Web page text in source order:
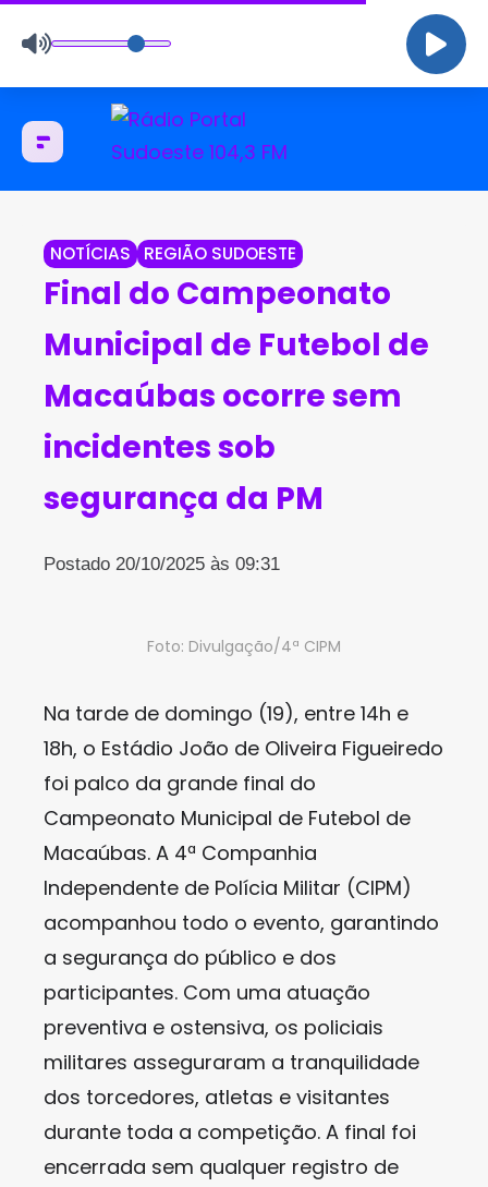
NOTÍCIAS REGIÃO SUDOESTE
Final do Campeonato
Municipal de Futebol de
Macaúbas ocorre sem
incidentes sob
segurança da PM
Postado 20/10/2025 às 09:31
Foto: Divulgação/4ª CIPM
Na tarde de domingo (19), entre 14h e
18h, o Estádio João de Oliveira Figueiredo
foi palco da grande final do
Campeonato Municipal de Futebol de
Macaúbas. A 4ª Companhia
Independente de Polícia Militar (CIPM)
acompanhou todo o evento, garantindo
a segurança do público e dos
participantes. Com uma atuação
preventiva e ostensiva, os policiais
militares asseguraram a tranquilidade
dos torcedores, atletas e visitantes
durante toda a competição. A final foi
encerrada sem qualquer registro de